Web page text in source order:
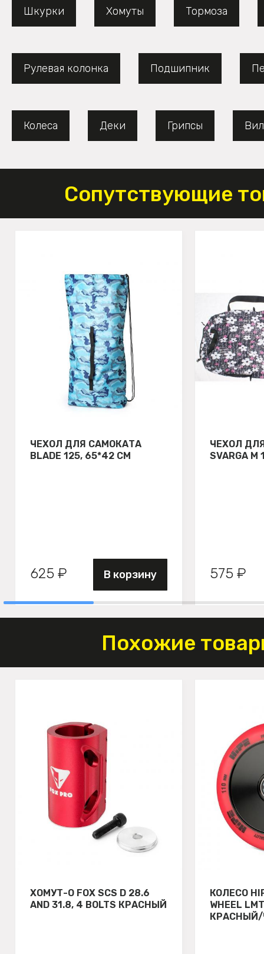
Шкурки Хомуты Тормоза
Рулевая колонка Подшипник
Колеса Деки Грипсы
Сопутствующие
ЧЕХОЛ ДЛЯ САМОКАТА
BLADE 125, 65*42 СМ
625 ₽ В корзину
ЧЕХОЛ
SVARGA М
575 ₽
Похожие
ХОМУТ-О FOX SCS D 28.6
AND 31.8, 4 BOLTS КРАСНЫЙ
КОЛЕСО
WHEEL